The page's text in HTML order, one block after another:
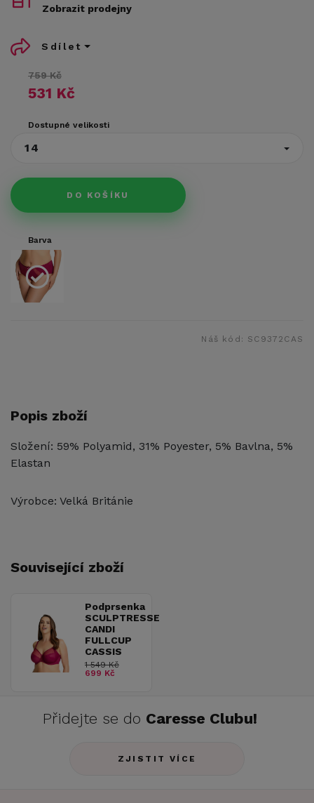
759 Kč
531 Kč
Dostupné velikosti
14
DO KOŠÍKU
Zobrazit prodejny
Sdílet
Barva
Náš kód: SC9372CAS
Popis zboží
Složení: 59% Polyamid, 31% Poyester, 5% Bavlna, 5%
Elastan
Výrobce: Velká Británie
Související zboží
Podprsenka
SCULPTRESSE
CANDI
FULLCUP
CASSIS
1 549 Kč
699 Kč
Přidejte se do Caresse Clubu!
ZJISTIT VÍCE